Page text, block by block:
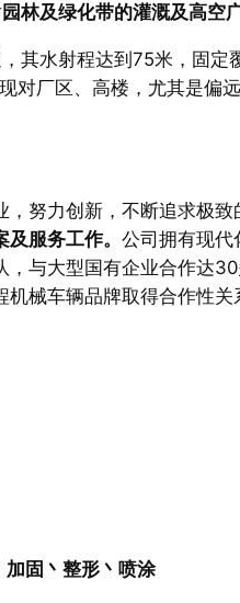
园林及绿化带的灌溉及高空
其水射程达到75米，固
对厂区、高楼，尤其是偏
努力创新，不断追求极致
服务工作。 公司拥有现代
，与大型国有企业合作达
械车辆品牌取得合作性关
固丶整形丶喷涂